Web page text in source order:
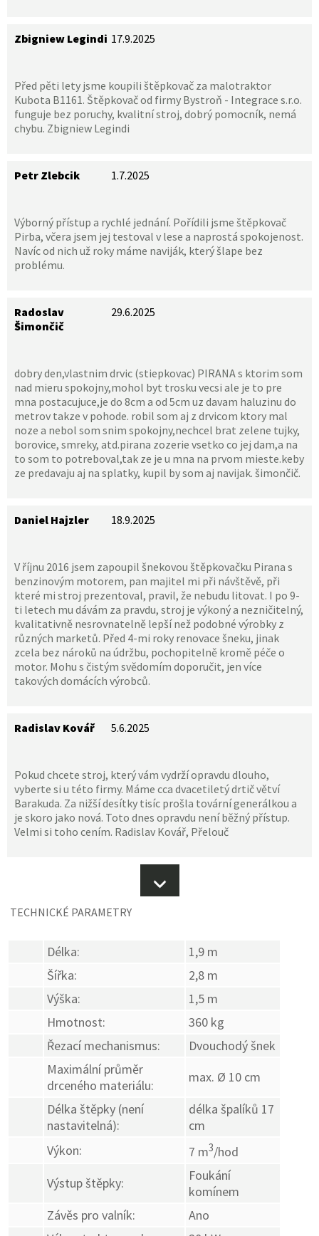
Zbigniew Legindi 17.9.2025
Před pěti lety jsme koupili štěpkovač za malotraktor
Kubota B1161. Štěpkovač od firmy Bystroň - Integrace s.r.o.
funguje bez poruchy, kvalitní stroj, dobrý pomocník, nemá
chybu. Zbigniew Legindi
Petr Zlebcik 1.7.2025
Výborný přístup a rychlé jednání. Pořídili jsme štěpkovač
Pirba, včera jsem jej testoval v lese a naprostá spokojenost.
Navíc od nich už roky máme naviják, který šlape bez
problému.
Radoslav
Šimončič
29.6.2025
dobry den,vlastnim drvic (stiepkovac) PIRANA s ktorim som
nad mieru spokojny,mohol byt trosku vecsi ale je to pre
mna postacujuce,je do 8cm a od 5cm uz davam haluzinu do
metrov takze v pohode. robil som aj z drvicom ktory mal
noze a nebol som snim spokojny,nechcel brat zelene tujky,
borovice, smreky, atd.pirana zozerie vsetko co jej dam,a na
to som to potreboval,tak ze je u mna na prvom mieste.keby
ze predavaju aj na splatky, kupil by som aj navijak. šimončič.
Daniel Hajzler 18.9.2025
V říjnu 2016 jsem zapoupil šnekovou štěpkovačku Pirana s
benzinovým motorem, pan majitel mi při návštěvě, při
které mi stroj prezentoval, pravil, že nebudu litovat. I po 9-
ti letech mu dávám za pravdu, stroj je výkoný a nezničitelný,
kvalitativně nesrovnatelně lepší než podobné výrobky z
různých marketů. Před 4-mi roky renovace šneku, jinak
zcela bez nároků na údržbu, pochopitelně kromě péče o
motor. Mohu s čistým svědomím doporučit, jen více
takových domácích výrobců.
Radislav Kovář 5.6.2025
Pokud chcete stroj, který vám vydrží opravdu dlouho,
vyberte si u této firmy. Máme cca dvacetiletý drtič větví
Barakuda. Za nižší desítky tisíc prošla tovární generálkou a
je skoro jako nová. Toto dnes opravdu není běžný přístup.
Velmi si toho cením. Radislav Kovář, Přelouč
TECHNICKÉ PARAMETRY
Délka:
1,9 m
Šířka:
2,8 m
Výška:
1,5 m
Hmotnost:
360 kg
Řezací mechanismus:
Dvouchodý šnek
Maximální průměr
drceného materiálu:
max. Ø 10 cm
Délka štěpky (není
nastavitelná):
délka špalíků 17
cm
Výkon:
7 m3/hod
Výstup štěpky:
Foukání
komínem
Závěs pro valník:
Ano